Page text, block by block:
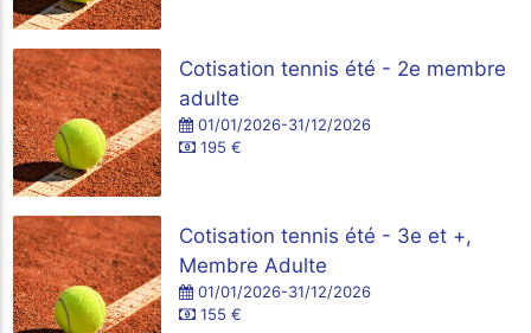
Cotisation tennis été - 2e membre
adulte
01/01/2026-31/12/2026
195 €
Cotisation tennis été - 3e et +,
Membre Adulte
01/01/2026-31/12/2026
155 €